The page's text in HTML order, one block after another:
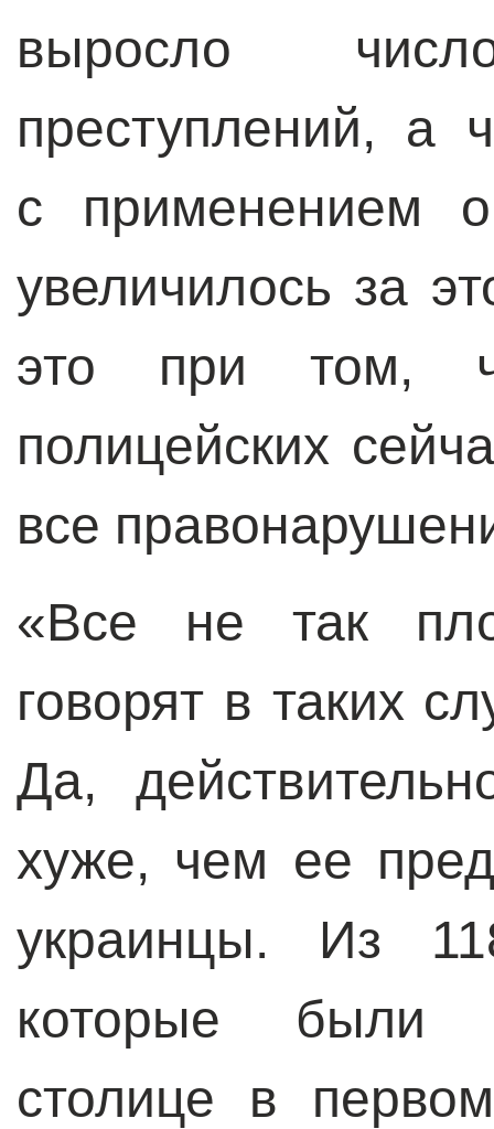
выросло
преступлений, а
с применением
увеличилось за
это при том,
полицейских
все
«Все не так
говорят в таких
Да,
хуже, чем ее
украинцы. Из
которые были
столице в